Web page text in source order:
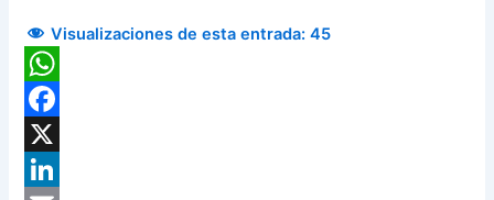
Visualizaciones de esta entrada: 45
WhatsApp
Facebook
X